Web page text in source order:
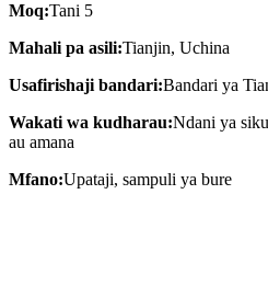
Moq:Tani 5
Mahali pa asili:Tianjin, Uchina
Usafirishaji bandari:Bandari ya
Wakati wa kudharau:Ndani ya
au amana
Mfano:Upataji, sampuli ya bure